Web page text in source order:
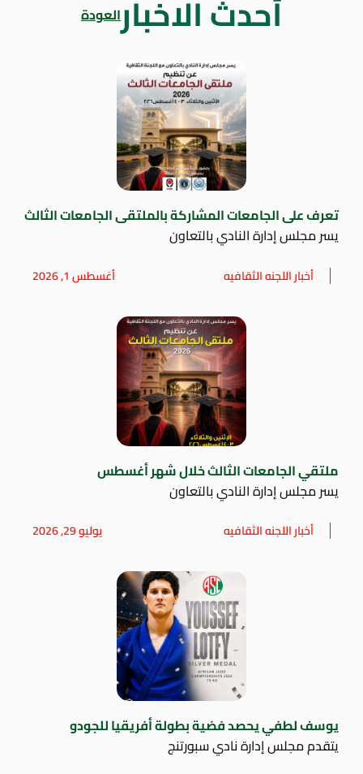
أحدث الاخبارالعودة
تعرف على الجامعات المشاركة بالملتقى الجامعات الثالث
يسر مجلس إدارة النادي بالتعاون
أخبار اللجنه الثقافيه أغسطس 1, 2026
ملتقي الجامعات الثالث خلال شهر أغسطس
يسر مجلس إدارة النادي بالتعاون
أخبار اللجنه الثقافيه يوليو 29, 2026
يوسف لطفي يحصد فضية بطولة أفريقيا للجودو
يتقدم مجلس إدارة نادي سبورتنج